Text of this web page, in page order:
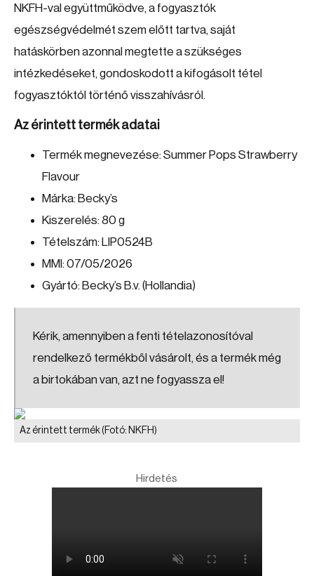
NKFH-val együttműködve, a fogyasztók
egészségvédelmét szem előtt tartva, saját
hatáskörben azonnal megtette a szükséges
intézkedéseket, gondoskodott a kifogásolt tétel
fogyasztóktól történő visszahívásról.
Az érintett termék adatai
Termék megnevezése: Summer Pops Strawberry
Flavour
Márka: Becky’s
Kiszerelés: 80 g
Tételszám: LIP0524B
MMI: 07/05/2026
Gyártó: Becky’s B.v. (Hollandia)
Kérik, amennyiben a fenti tételazonosítóval
rendelkező termékből vásárolt, és a termék még
a birtokában van, azt ne fogyassza el!
Az érintett termék(Fotó: NKFH)
Hirdetés